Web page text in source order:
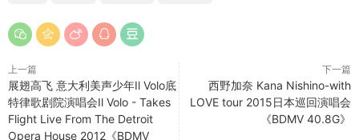
上一篇
展翅高飞 意大利美声少年Il Volo底
特律歌剧院演唱会Il Volo - Takes
Flight Live From The Detroit
Opera House 2012《BDMV
下一篇
西野加奈 Kana Nishino-with
LOVE tour 2015日本巡回演唱会
《BDMV 40.8G》